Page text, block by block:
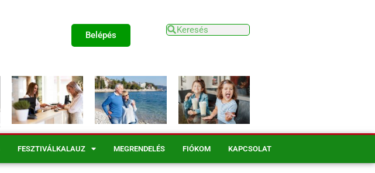
Belépés
FESZTIVÁLKALAUZ MEGRENDELÉS FIÓKOM KAPCSOLAT